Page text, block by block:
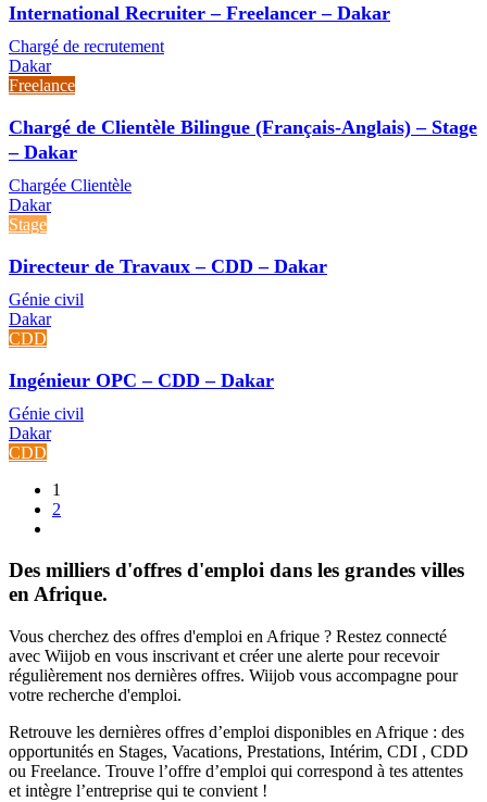
International Recruiter – Freelancer – Dakar
Chargé de recrutement
Dakar
Freelance
Chargé de Clientèle Bilingue (Français-Anglais) – Stage
– Dakar
Chargée Clientèle
Dakar
Stage
Directeur de Travaux – CDD – Dakar
Génie civil
Dakar
CDD
Ingénieur OPC – CDD – Dakar
Génie civil
Dakar
CDD
1
2
Des milliers d'offres d'emploi dans les grandes villes
en Afrique.
Vous cherchez des offres d'emploi en Afrique ? Restez connecté
avec Wiijob en vous inscrivant et créer une alerte pour recevoir
régulièrement nos dernières offres. Wiijob vous accompagne pour
votre recherche d'emploi.
Retrouve les dernières offres d’emploi disponibles en Afrique : des
opportunités en Stages, Vacations, Prestations, Intérim, CDI , CDD
ou Freelance. Trouve l’offre d’emploi qui correspond à tes attentes
et intègre l’entreprise qui te convient !